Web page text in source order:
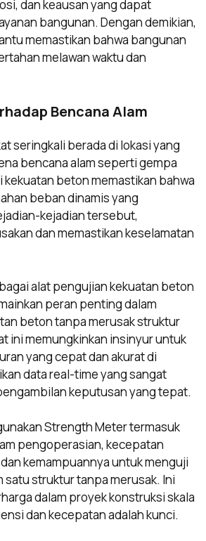
dan keausan yang dapat
bangunan. Dengan demikian,
memastikan bahwa bangunan
melawan waktu dan
Bencana Alam
seringkali berada di lokasi yang
bencana alam seperti gempa
kekuatan beton memastikan bahwa
beban dinamis yang
kejadian tersebut,
dan memastikan keselamatan
alat pengujian kekuatan beton
peran penting dalam
beton tanpa merusak struktur
ini memungkinkan insinyur untuk
yang cepat dan akurat di
data real-time yang sangat
keputusan yang tepat.
Strength Meter termasuk
pengoperasian, kecepatan
kemampuannya untuk menguji
satu struktur tanpa merusak. Ini
dalam proyek konstruksi skala
dan kecepatan adalah kunci.